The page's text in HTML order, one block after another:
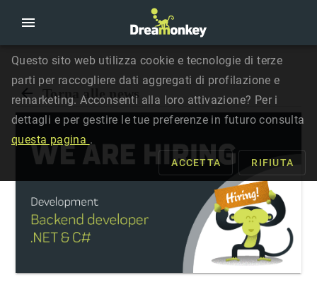
Questo sito web utilizza cookie e tecnologie di terze
parti per raccogliere dati aggregati di profilazione e
remarketing. Acconsenti alla loro attivazione? Per i
dettagli e per gestire le tue preferenze in futuro consulta
questa pagina .
ACCETTA RIFIUTA
Torna alle news